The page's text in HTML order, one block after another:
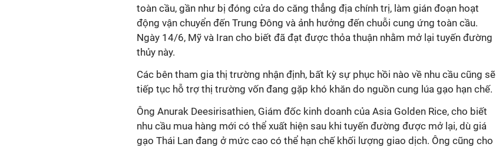
toàn cầu, gần như bị đóng cửa do căng thẳng địa chính trị, làm gián đoạn hoạt
động vận chuyển đến Trung Đông và ảnh hưởng đến chuỗi cung ứng toàn cầu.
Ngày 14/6, Mỹ và Iran cho biết đã đạt được thỏa thuận nhằm mở lại tuyến đường
thủy này.
Các bên tham gia thị trường nhận định, bất kỳ sự phục hồi nào về nhu cầu cũng sẽ
tiếp tục hỗ trợ thị trường vốn đang gặp khó khăn do nguồn cung lúa gạo hạn chế.
Ông Anurak Deesirisathien, Giám đốc kinh doanh của Asia Golden Rice, cho biết
nhu cầu mua hàng mới có thể xuất hiện sau khi tuyến đường được mở lại, dù giá
gạo Thái Lan đang ở mức cao có thể hạn chế khối lượng giao dịch. Ông cũng cho